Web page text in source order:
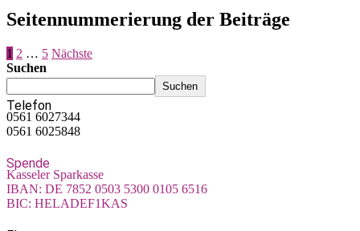
Seitennummerierung der Beiträge
1 2 … 5 Nächste
Suchen
Suchen
Telefon
0561 6027344
0561 6025848
Spende
Kasseler Sparkasse
IBAN: DE 7852 0503 5300 0105 6516
BIC: HELADEF1KAS